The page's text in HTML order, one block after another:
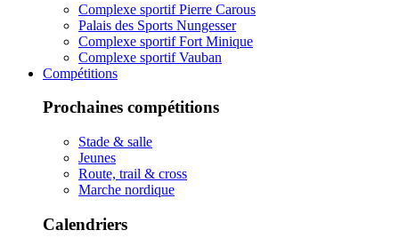
Complexe sportif Pierre Carous
Palais des Sports Nungesser
Complexe sportif Fort Minique
Complexe sportif Vauban
Compétitions
Prochaines compétitions
Stade & salle
Jeunes
Route, trail & cross
Marche nordique
Calendriers